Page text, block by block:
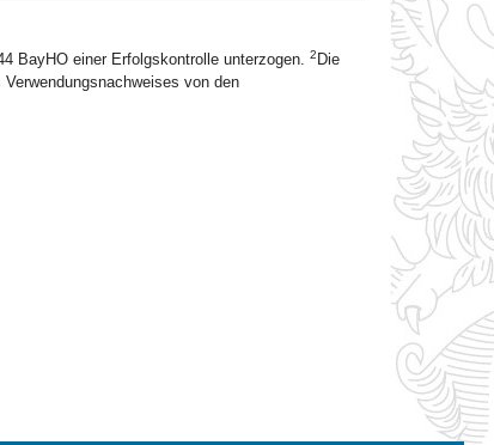
BayHO einer Erfolgskontrolle unterzogen. 2 Die
von den